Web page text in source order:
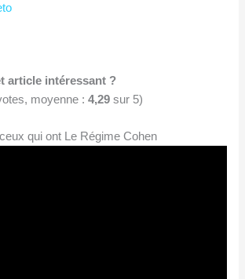
article intéressant ?
moyenne :4,29 sur 5)
qui ont Le Régime Cohen